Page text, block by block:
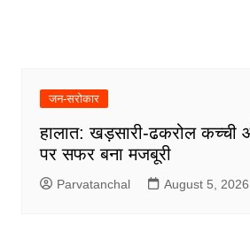
जन-सरोकार
हालात: खड़सारी-ढकरोल
पर सफर बना मजबूरी
Parvatanchal August 5, 2026